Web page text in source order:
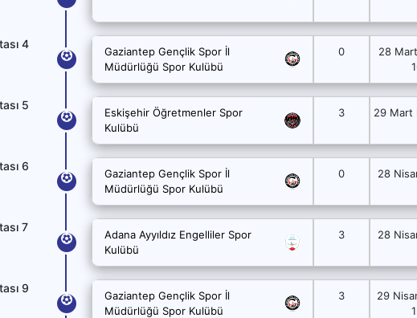
4
Gaziantep Gençlik Spor İl
Müdürlüğü Spor Kulübü
0
28
5
Eskişehir Öğretmenler Spor
Kulübü
3 29 Mart
6
Gaziantep Gençlik Spor İl
Müdürlüğü Spor Kulübü
0 28
7
Adana Ayyıldız Engelliler Spor
Kulübü
3 28
9
Gaziantep Gençlik Spor İl
Müdürlüğü Spor Kulübü
3
29